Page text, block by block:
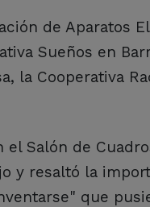
de Aparatos
Sueños en
la Cooperativa
Salón de
y resaltó la
que